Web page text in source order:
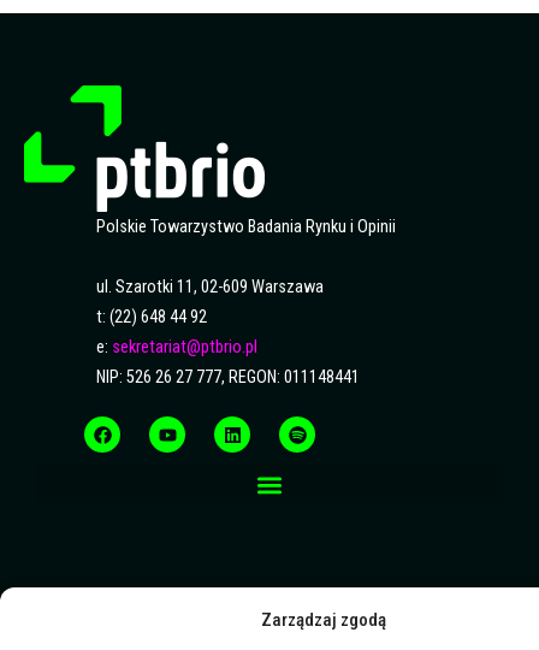
Zarządzaj zgodą
Polskie Towarzystwo Badania Rynku i Opinii
ul. Szarotki 11, 02-609 Warszawa
t: (22) 648 44 92
e: sekretariat@ptbrio.pl
NIP: 526 26 27 777, REGON: 011148441
a
c
e
o
u
t
i
n
k
p
o
t